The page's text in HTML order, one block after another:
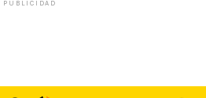
PUBLICIDAD